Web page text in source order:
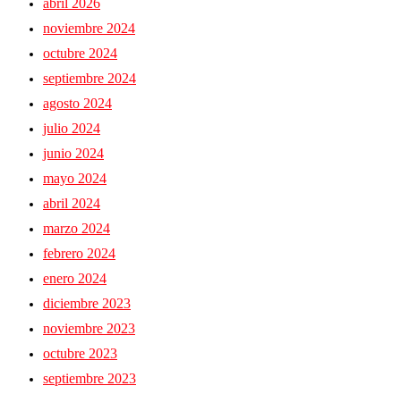
noviembre 2024
octubre 2024
septiembre 2024
agosto 2024
julio 2024
junio 2024
mayo 2024
abril 2024
marzo 2024
febrero 2024
enero 2024
diciembre 2023
noviembre 2023
octubre 2023
septiembre 2023